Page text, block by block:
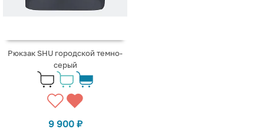
Рюкзак SHU городской темно-
серый
9 900 ₽